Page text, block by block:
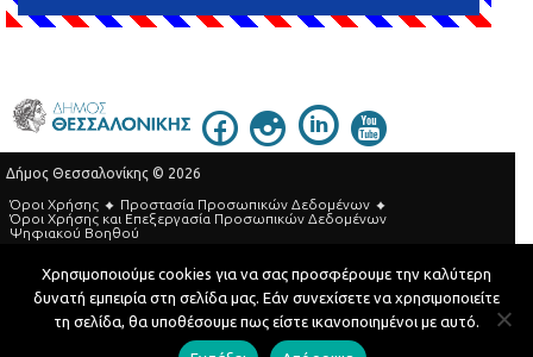
Δήμος Θεσσαλονίκης © 2026
Όροι Χρήσης
Προστασία Προσωπικών Δεδομένων
Όροι Xρήσης και Eπεξεργασία Προσωπικών Δεδομένων
Ψηφιακού Βοηθού
Τηλεφωνικός Κατάλογος
Developed by MyCompany Projects
Χρησιμοποιούμε cookies για να σας προσφέρουμε την καλύτερη
δυνατή εμπειρία στη σελίδα μας. Εάν συνεχίσετε να χρησιμοποιείτε
τη σελίδα, θα υποθέσουμε πως είστε ικανοποιημένοι με αυτό.